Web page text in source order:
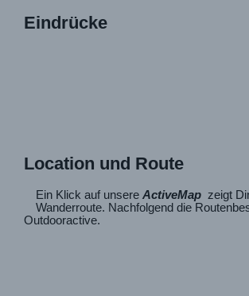
Eindrücke
Location und Route
Ein Klick auf unsereActiveMap zeigt
Wanderroute. Nachfolgend die
Outdooractive.